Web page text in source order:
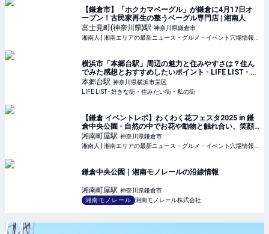
【鎌倉市】「ホクカマベーグル」が鎌倉に4月17日オ
ープン！古民家再生の整うベーグル専門店 | 湘南人
富士見町(神奈川県)駅 神奈川県鎌倉市
横浜市「本郷台駅」周辺の魅力と住みやすさは？住ん
でみた感想とおすすめしたいポイント - LIFE LIST - 好
きな街・住みたい街・私の街
本郷台駅 神奈川県横浜市栄区
LIFE LIST - 好きな街・住みたい街・私の街
【鎌倉 イベントレポ】わくわく花フェスタ2025 in 鎌
倉中央公園 - 自然の中でお花や動物と触れ合い、笑顔
溢れるイベント！ | 湘南人
湘南町屋駅 神奈川県鎌倉市
鎌倉中央公園｜湘南モノレールの沿線情報
湘南町屋駅 神奈川県鎌倉市
湘南モノレール
湘南モノレール株式会社